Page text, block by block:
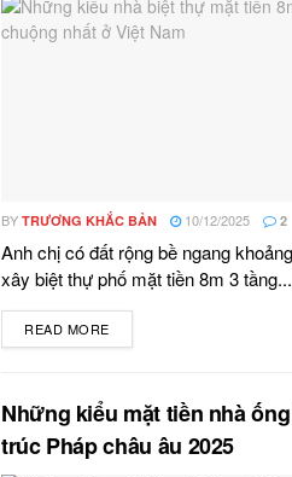
BY TRƯƠNG KHẮC BẢN 10/12/2025 2
Anh chị có đất rộng bề ngang
xây biệt thự phố mặt tiền 8m 3 tầng...
READ MORE
Những kiểu mặt tiền nhà
trúc Pháp châu âu 2025